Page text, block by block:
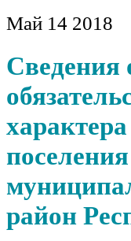
Май 14 2018
Сведения
район